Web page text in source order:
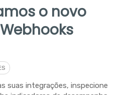
o novo
suas integrações, inspecione